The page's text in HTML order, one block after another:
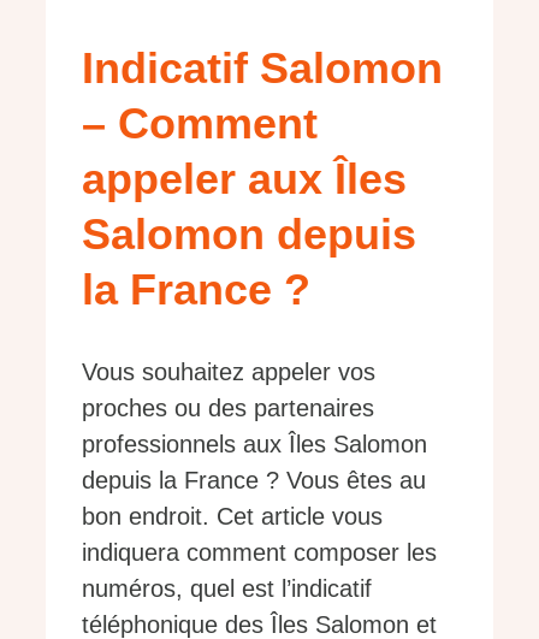
Indicatif Salomon
– Comment
appeler aux Îles
Salomon depuis
la France ?
Vous souhaitez appeler vos
proches ou des partenaires
professionnels aux Îles Salomon
depuis la France ? Vous êtes au
bon endroit. Cet article vous
indiquera comment composer les
numéros, quel est l’indicatif
téléphonique des Îles Salomon et